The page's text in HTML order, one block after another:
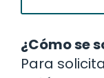
¿Cómo se
Para